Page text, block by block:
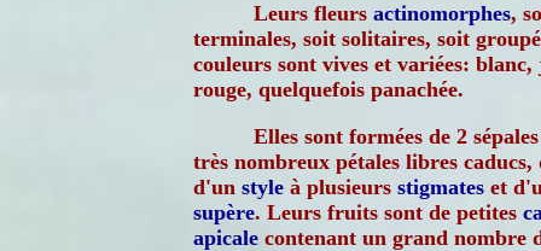
Leurs fleurs actinomorphes,
terminales, soit solitaires, soit
couleurs sont vives et variées:
rouge, quelquefois panachée.
Elles sont formées de 2
très nombreux pétales libres
d'un style à plusieurs stigmates et
supère. Leurs fruits sont de petites
apicale contenant un grand nombre